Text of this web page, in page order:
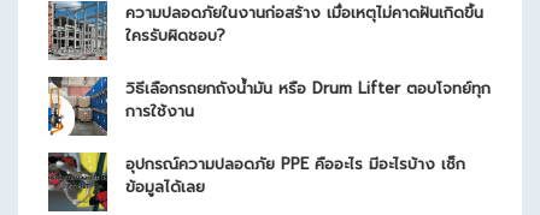
ความปลอดภัยในงานก่อสร้าง เมื่อเหตุไม่คาดฝันเกิดขึ้น
ใครรับผิดชอบ?
วิธีเลือกรถยกถังน้ำมัน หรือ Drum Lifter ตอบโจทย์ทุก
การใช้งาน
อุปกรณ์ความปลอดภัย PPE คืออะไร มีอะไรบ้าง เช็ก
ข้อมูลได้เลย